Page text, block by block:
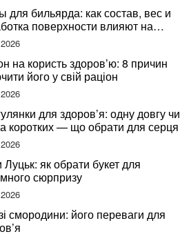
для бильярда: как состав, вес и
поверхности влияют на
игры
на користь здоров’ю: 8 причин
його у свій раціон
для здоров’я: одну довгу чи
коротких — що обрати для серця
Луцьк: як обрати букет для
сюрпризу
смородини: його переваги для